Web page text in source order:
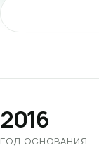
2016
ГОД ОСНОВАНИЯ